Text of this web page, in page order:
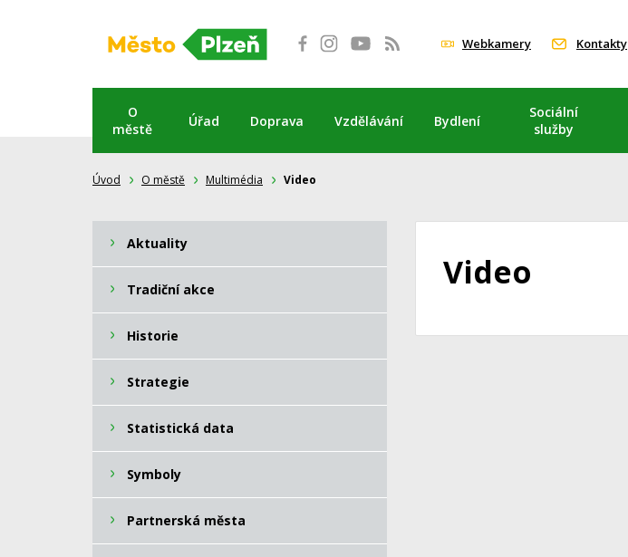
Webkamery Kontakty
O
městě
Úřad Doprava Vzdělávání Bydlení
Sociální
služby
Úvod O městě Multimédia Video
Video
Aktuality
Tradiční akce
Historie
Strategie
Statistická data
Symboly
Partnerská města